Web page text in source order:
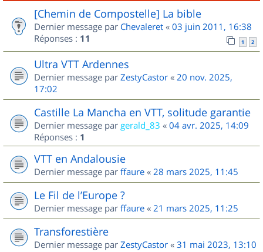
[Chemin de Compostelle] La bible
Dernier message par Chevaleret « 03 juin 2011, 16:38
Réponses : 11 1 2
Ultra VTT Ardennes
Dernier message par ZestyCastor « 20 nov. 2025,
17:02
Castille La Mancha en VTT, solitude garantie
Dernier message par gerald_83 « 04 avr. 2025, 14:09
Réponses : 1
VTT en Andalousie
Dernier message par ffaure « 28 mars 2025, 11:45
Le Fil de l’Europe ?
Dernier message par ffaure « 21 mars 2025, 11:25
Transforestière
Dernier message par ZestyCastor « 31 mai 2023, 13:10